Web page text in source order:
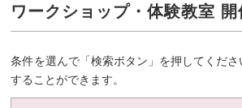
ワークショップ・体験教室 開
条件を選んで「検索ボタン」を押してくだ
することができます。